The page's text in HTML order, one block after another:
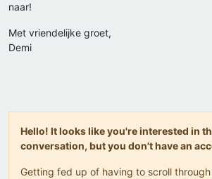
naar!
Met vriendelijke groet,
Demi
Hello! It looks like you're interested in
conversation, but you don't have an
Getting fed up of having to scroll